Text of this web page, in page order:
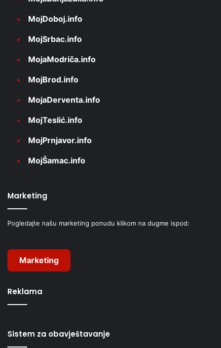
MojDoboj.info
MojSrbac.info
MojaModriča.info
MojBrod.info
MojaDerventa.info
MojTeslić.info
MojPrnjavor.info
MojŠamac.info
Marketing
Pogledajte našu marketing ponudu klikom na dugme ispod:
Marketing
Reklama
Sistem za obavještavanje